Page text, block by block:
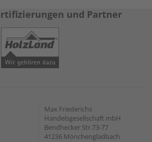
und Partner
Max Friederichs
Handelsgesellschaft mbH
Bendhecker Str.73-77
41236 Mönchengladbach